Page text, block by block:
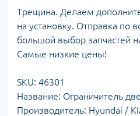
Трещина. Делаем
на установку. Отправка по
большой выбор запчастей
Самые низкие цены!
SKU: 46301
Название: Ограничитель
Производитель: Hyundai /